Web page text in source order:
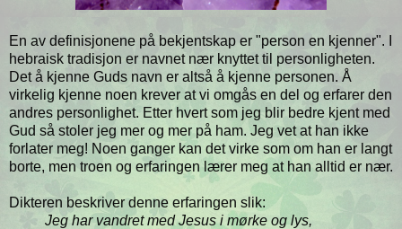
En av definisjonene på bekjentskap er "person en kjenner". I
hebraisk tradisjon er navnet nær knyttet til personligheten.
Det å kjenne Guds navn er altså å kjenne personen. Å
virkelig kjenne noen krever at vi omgås en del og erfarer den
andres personlighet. Etter hvert som jeg blir bedre kjent med
Gud så stoler jeg mer og mer på ham. Jeg vet at han ikke
forlater meg! Noen ganger kan det virke som om han er langt
borte, men troen og erfaringen lærer meg at han alltid er nær.
Dikteren beskriver denne erfaringen slik:
Jeg har vandret med Jesus i mørke og lys,